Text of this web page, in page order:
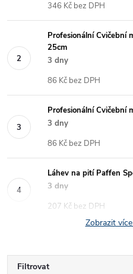
346 Kč bez DPH
Profesionální Cvičební
25cm
3 dny
86 Kč bez DPH
Profesionální Cvičební
3 dny
86 Kč bez DPH
Láhev na pití Paffen
3 dny
207 Kč bez DPH
Zobrazit
Filtrovat